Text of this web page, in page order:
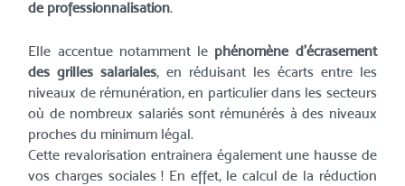
de professionnalisation.
Elle accentue notamment le phénomène d’écrasement
des grilles salariales, en réduisant les écarts entre les
niveaux de rémunération, en particulier dans les secteurs
où de nombreux salariés sont rémunérés à des niveaux
proches du minimum légal.
Cette revalorisation entrainera également une hausse de
vos charges sociales ! En effet, le calcul de la réduction